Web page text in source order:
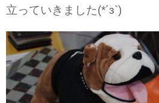
立っていきました(*´з`)